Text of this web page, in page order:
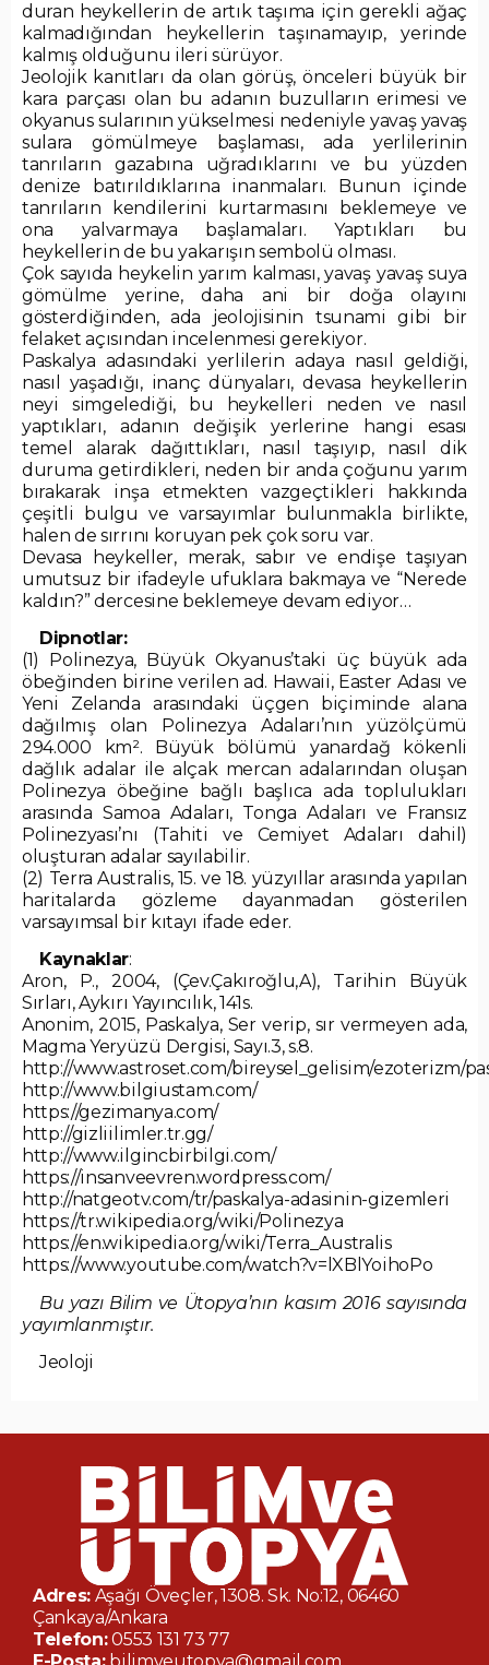
duran heykellerin de artık taşıma için gerekli ağaç
kalmadığından heykellerin taşınamayıp, yerinde
kalmış olduğunu ileri sürüyor.
Jeolojik kanıtları da olan görüş, önceleri büyük bir
kara parçası olan bu adanın buzulların erimesi ve
okyanus sularının yükselmesi nedeniyle yavaş yavaş
sulara gömülmeye başlaması, ada yerlilerinin
tanrıların gazabına uğradıklarını ve bu yüzden
denize batırıldıklarına inanmaları. Bunun içinde
tanrıların kendilerini kurtarmasını beklemeye ve
ona yalvarmaya başlamaları. Yaptıkları bu
heykellerin de bu yakarışın sembolü olması.
Çok sayıda heykelin yarım kalması, yavaş yavaş suya
gömülme yerine, daha ani bir doğa olayını
gösterdiğinden, ada jeolojisinin tsunami gibi bir
felaket açısından incelenmesi gerekiyor.
Paskalya adasındaki yerlilerin adaya nasıl geldiği,
nasıl yaşadığı, inanç dünyaları, devasa heykellerin
neyi simgelediği, bu heykelleri neden ve nasıl
yaptıkları, adanın değişik yerlerine hangi esası
temel alarak dağıttıkları, nasıl taşıyıp, nasıl dik
duruma getirdikleri, neden bir anda çoğunu yarım
bırakarak inşa etmekten vazgeçtikleri hakkında
çeşitli bulgu ve varsayımlar bulunmakla birlikte,
halen de sırrını koruyan pek çok soru var.
Devasa heykeller, merak, sabır ve endişe taşıyan
umutsuz bir ifadeyle ufuklara bakmaya ve “Nerede
kaldın?” dercesine beklemeye devam ediyor…
Dipnotlar:
(1) Polinezya, Büyük Okyanus’taki üç büyük ada
öbeğinden birine verilen ad. Hawaii, Easter Adası ve
Yeni Zelanda arasındaki üçgen biçiminde alana
dağılmış olan Polinezya Adaları’nın yüzölçümü
294.000 km². Büyük bölümü yanardağ kökenli
dağlık adalar ile alçak mercan adalarından oluşan
Polinezya öbeğine bağlı başlıca ada toplulukları
arasında Samoa Adaları, Tonga Adaları ve Fransız
Polinezyası’nı (Tahiti ve Cemiyet Adaları dahil)
oluşturan adalar sayılabilir.
(2) Terra Australis, 15. ve 18. yüzyıllar arasında yapılan
haritalarda gözleme dayanmadan gösterilen
varsayımsal bir kıtayı ifade eder.
Kaynaklar:
Aron, P., 2004, (Çev.Çakıroğlu,A), Tarihin Büyük
Sırları, Aykırı Yayıncılık, 141s.
Anonim, 2015, Paskalya, Ser verip, sır vermeyen ada,
Magma Yeryüzü Dergisi, Sayı.3, s.8.
http://www.astroset.com/bireysel_gelisim/ezoterizm/
http://www.bilgiustam.com/
https://gezimanya.com/
http://gizliilimler.tr.gg/
http://www.ilgincbirbilgi.com/
https://insanveevren.wordpress.com/
http://natgeotv.com/tr/paskalya-adasinin-gizemleri
https://tr.wikipedia.org/wiki/Polinezya
https://en.wikipedia.org/wiki/Terra_Australis
https://www.youtube.com/watch?v=lXBlYoihoPo
Bu yazı Bilim ve Ütopya’nın kasım 2016 sayısında
yayımlanmıştır.
Jeoloji
Adres: Aşağı Öveçler, 1308. Sk. No:12, 06460
Çankaya/Ankara
Telefon:0553 131 73 77